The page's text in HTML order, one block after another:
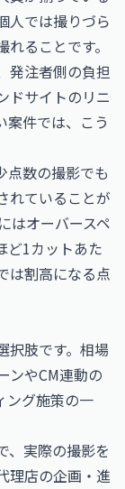
人では撮りづら
ることです。
発注者側の負担
ドサイトのリニ
案件では、こう
点数の撮影でも
れていることが
はオーバースペ
ど1カットあた
は割高になる点
択肢です。相場
ンやCM連動の
ング施策の一
、実際の撮影を
理店の企画・進